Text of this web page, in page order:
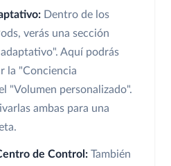
Dentro de los
verás una sección
Aquí podrás
la "Conciencia
"Volumen personalizado".
ambas para una
de Control: También